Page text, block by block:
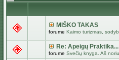
MIŠKO TAKAS
forume Kaimo turizmas,
Re: Apeigų
forume Svečių knyga. Aš